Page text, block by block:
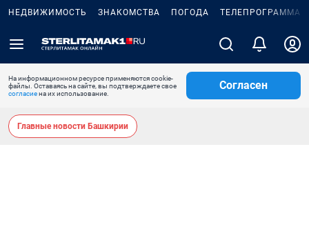
НЕДВИЖИМОСТЬ ЗНАКОМСТВА ПОГОДА ТЕЛЕПРОГРАММА
На информационном ресурсе применяются cookie-
файлы. Оставаясь на сайте, вы подтверждаете свое
согласиена их использование.
Согласен
Главные новости Башкирии